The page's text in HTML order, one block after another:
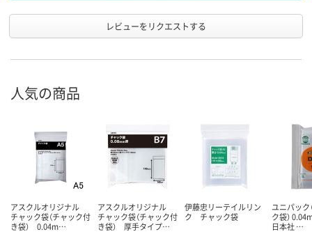
レビューをリクエストする
人気の商品
アスクルオリジナル
チャック袋（チャック付
き袋） 0.04m…
アスクルオリジナル
チャック袋（チャック付
き袋） 厚手タイプ…
伊藤忠リーテイルリン
ク チャック袋
ユニパック
ク袋）
日本社 …